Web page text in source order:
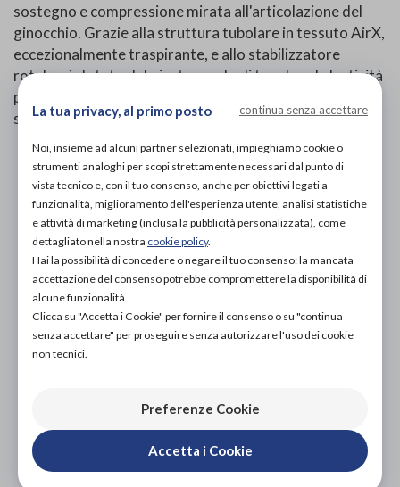
sostegno e compressione mirata all'articolazione del
ginocchio. Grazie alla struttura tubolare in tessuto AirX,
eccezionalmente traspirante, e allo stabilizzatore
rotuleo è dotato del giusto grado di tenuta ed elasticità
per dare il massimo comfort. È dotato anche di sottili
stecche laterali che ne riducono la migrazione.
PROVA E ACQUISTA IN NEGOZIO
DA83,50€
PROVA E NOLEGGIA IN NEGOZIO
NON DISPONIBILE
ACQUISTA ONLINE
DA83,50€
Organizza prova in negozio
La tua privacy, al primo posto continua senza accettare
Noi, insieme ad alcuni partner selezionati, impieghiamo cookie o
strumenti analoghi per scopi strettamente necessari dal punto di
vista tecnico e, con il tuo consenso, anche per obiettivi legati a
funzionalità, miglioramento dell'esperienza utente, analisi statistiche
e attività di marketing (inclusa la pubblicità personalizzata), come
dettagliato nella nostra cookie policy.
Hai la possibilità di concedere o negare il tuo consenso: la mancata
accettazione del consenso potrebbe compromettere la disponibilità di
alcune funzionalità.
Clicca su "Accetta i Cookie" per fornire il consenso o su "continua
senza accettare" per proseguire senza autorizzare l'uso dei cookie
non tecnici.
Preferenze Cookie
Accetta i Cookie